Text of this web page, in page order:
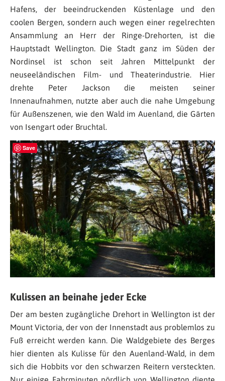
Hafens, der beeindruckenden Küstenlage und den
coolen Bergen, sondern auch wegen einer regelrechten
Ansammlung an Herr der Ringe-Drehorten, ist die
Hauptstadt Wellington. Die Stadt ganz im Süden der
Nordinsel ist schon seit Jahren Mittelpunkt der
neuseeländischen Film- und Theaterindustrie. Hier
drehte Peter Jackson die meisten seiner
Innenaufnahmen, nutzte aber auch die nahe Umgebung
für Außenszenen, wie den Wald im Auenland, die Gärten
von Isengart oder Bruchtal.
Save
Kulissen an beinahe jeder Ecke
Der am besten zugängliche Drehort in Wellington ist der
Mount Victoria, der von der Innenstadt aus problemlos zu
Fuß erreicht werden kann. Die Waldgebiete des Berges
hier dienten als Kulisse für den Auenland-Wald, in dem
sich die Hobbits vor den schwarzen Reitern versteckten.